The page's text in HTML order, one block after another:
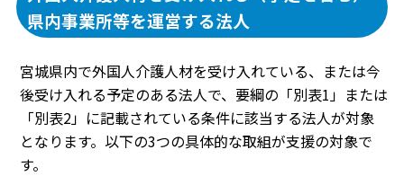
県内事業所等を運営する法人
宮城県内で外国人介護人材を受け入れている、または今
後受け入れる予定のある法人で、要綱の「別表1」または
「別表2」に記載されている条件に該当する法人が対象
となります。以下の3つの具体的な取組が支援の対象で
す。